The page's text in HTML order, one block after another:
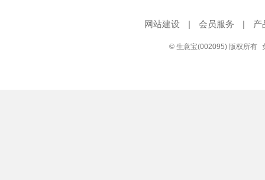
网站建设 | 会员服务 | 产
© 生意宝(002095) 版权所有